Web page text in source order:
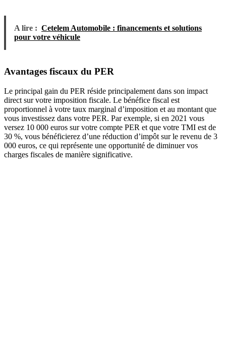
A lire : Cetelem Automobile : financements et solutions
pour votre véhicule
Avantages fiscaux du PER
Le principal gain du PER réside principalement dans son impact
direct sur votre imposition fiscale. Le bénéfice fiscal est
proportionnel à votre taux marginal d’imposition et au montant que
vous investissez dans votre PER. Par exemple, si en 2021 vous
versez 10 000 euros sur votre compte PER et que votre TMI est de
30 %, vous bénéficierez d’une réduction d’impôt sur le revenu de 3
000 euros, ce qui représente une opportunité de diminuer vos
charges fiscales de manière significative.